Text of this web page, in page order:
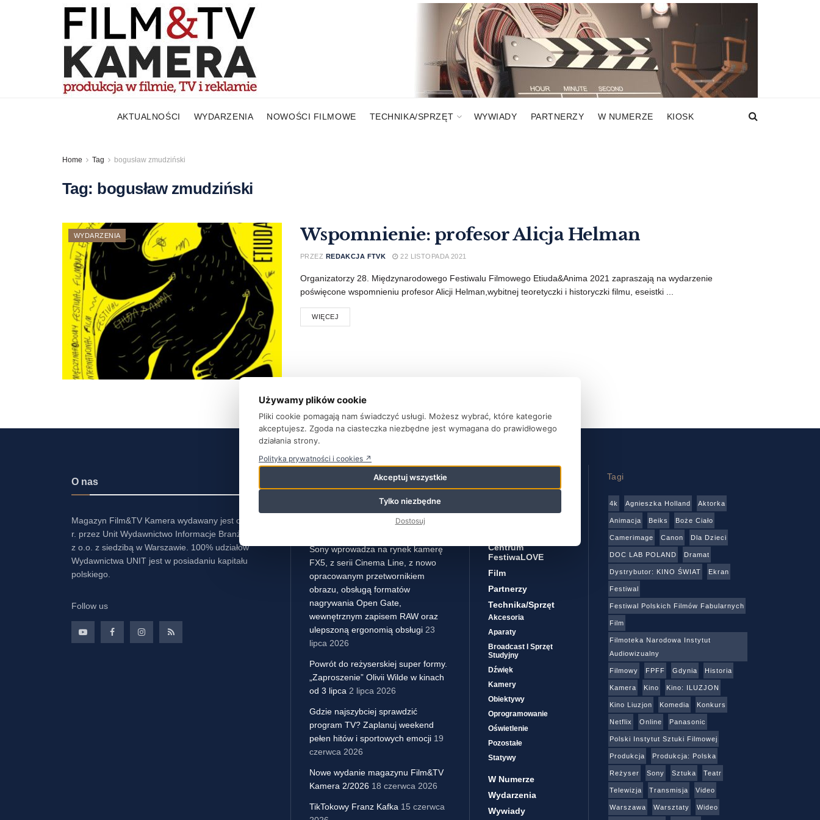
AKTUALNOŚCI WYDARZENIA NOWOŚCI FILMOWE TECHNIKA/SPRZĘT WYWIADY PARTNERZY W NUMERZE KIOSK
Home Tag bogusław zmudziński
Tag: bogusław zmudziński
WYDARZENIA Wspomnienie: profesor Alicja Helman
PRZEZ REDAKCJA FTVK 22 LISTOPADA 2021
Organizatorzy 28. Międzynarodowego Festiwalu Filmowego Etiuda&Anima 2021 zapraszają na wydarzenie
poświęcone wspomnieniu profesor Alicji Helman,wybitnej teoretyczki i historyczki filmu, eseistki ...
WIĘCEJ
O nas
Magazyn Film&TV Kamera wydawany jest od 2001
r. przez Unit Wydawnictwo Informacje Branżowe Sp.
z o.o. z siedzibą w Warszawie. 100% udziałów
Wydawnictwa UNIT jest w posiadaniu kapitału
polskiego.
Follow us
Najnowsze wpisy
Kino, które pomaga rozmawiać.
Lipcowa trasa Polskiej Światłoczułej
Sony wprowadza na rynek kamerę
FX5, z serii Cinema Line, z nowo
opracowanym przetwornikiem
obrazu, obsługą formatów
nagrywania Open Gate,
wewnętrznym zapisem RAW oraz
ulepszoną ergonomią obsługi 23
lipca 2026
Powrót do reżyserskiej super formy.
„Zaproszenie” Olivii Wilde w kinach
od 3 lipca 2 lipca 2026
Gdzie najszybciej sprawdzić
program TV? Zaplanuj weekend
pełen hitów i sportowych emocji 19
czerwca 2026
Nowe wydanie magazynu Film&TV
Kamera 2/2026 18 czerwca 2026
TikTokowy Franz Kafka 15 czerwca
Baza Adresowa
Centrum
FestiwaLOVE
Film
Partnerzy
Technika/sprzęt
Akcesoria
Aparaty
Broadcast I Sprzęt
Studyjny
Dźwięk
Kamery
Obiektywy
Oprogramowanie
Oświetlenie
Pozostałe
Statywy
W Numerze
Wydarzenia
Wywiady
Tagi
4k Agnieszka Holland Aktorka
Animacja Beiks Boże Ciało
Camerimage Canon Dla Dzieci
DOC LAB POLAND Dramat
Dystrybutor: KINO ŚWIAT Ekran
Festiwal
Festiwal Polskich Filmów Fabularnych
Film
Filmoteka Narodowa Instytut
Audiowizualny
Filmowy FPFF Gdynia Historia
Kamera Kino Kino: ILUZJON
Kino Liuzjon Komedia Konkurs
Netflix Online Panasonic
Polski Instytut Sztuki Filmowej
Produkcja Produkcja: Polska
Reżyser Sony Sztuka Teatr
Telewizja Transmisja Video
Warszawa Warsztaty Wideo
Używamy plików cookie
Pliki cookie pomagają nam świadczyć usługi. Możesz wybrać, które kategorie
akceptujesz. Zgoda na ciasteczka niezbędne jest wymagana do prawidłowego
działania strony.
Polityka prywatności i cookies ↗
Akceptuj wszystkie
Tylko niezbędne
Dostosuj